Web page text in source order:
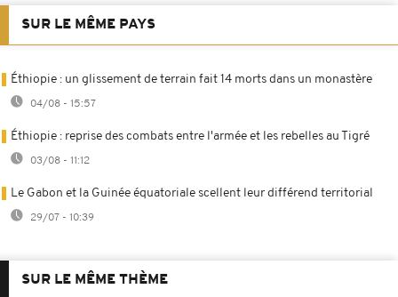
SUR LE MÊME PAYS
Éthiopie : un glissement de terrain fait 14 morts dans un monastère
04/08 - 15:57
Éthiopie : reprise des combats entre l'armée et les rebelles au Tigré
03/08 - 11:12
Le Gabon et la Guinée équatoriale scellent leur différend territorial
29/07 - 10:39
SUR LE MÊME THÈME